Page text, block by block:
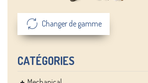
Changer de gamme
CATÉGORIES